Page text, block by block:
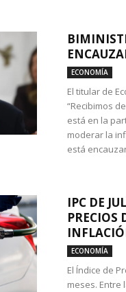
ECONOMÍA
El titular de
“Recibimos
está en la
moderar la
está
IPC DE
PRECIOS
ECONOMÍA
El Índice de
meses. Entre